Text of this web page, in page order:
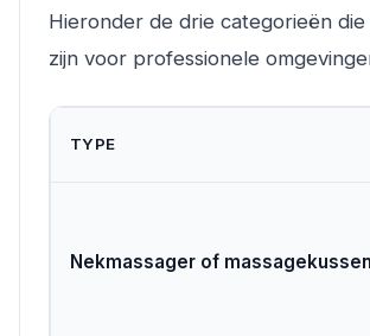
Hieronder de drie categorieën
zijn voor professionele
TYPE
Nekmassager of massagekussen